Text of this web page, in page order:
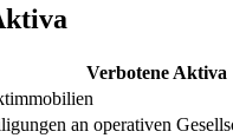
Verbotene Aktiva
an operativen